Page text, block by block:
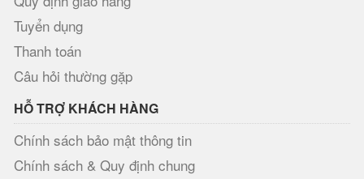
Tuyển dụng
Thanh toán
Câu hỏi thường gặp
HỖ TRỢ KHÁCH HÀNG
Chính sách bảo mật thông tin
Chính sách & Quy định chung